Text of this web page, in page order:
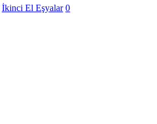
İkinci El Eşyalar 0